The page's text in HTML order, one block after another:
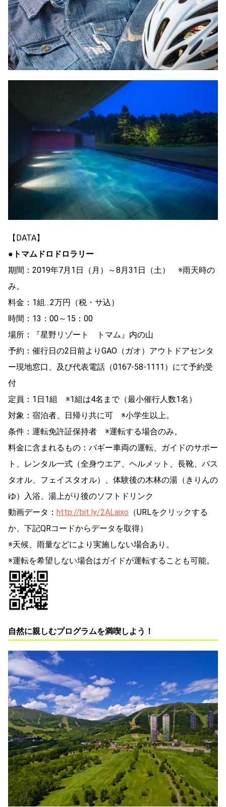
【DATA】
●トマムドロドロラリー
期間：2019年7月1日（月）～8月31日（土） ※雨天時の
み。
料金：1組…2万円（税・サ込）
時間：13：00～15：00
場所：『星野リゾート トマム』内の山
予約：催行日の2日前よりGAO（ガオ）アウトドアセンタ
ー現地窓口、及び代表電話（0167‐58‐1111）にて予約受
付
定員：1日1組 ※1組は4名まで（最小催行人数1名）
対象：宿泊者、日帰り共に可 ※小学生以上。
条件：運転免許証保持者 ※運転する場合のみ。
料金に含まれるもの：バギー車両の運転、ガイドのサポー
ト、レンタル一式（全身ウエア、ヘルメット、長靴、バス
タオル、フェイスタオル）、体験後の木林の湯（きりんの
ゆ）入浴、湯上がり後のソフトドリンク
動画データ： http://bit.ly/2ALaixo （URLをクリックする
か、下記QRコードからデータを取得）
※天候、雨量などにより実施しない場合あり。
※運転を希望しない場合はガイドが運転することも可能。
自然に親しむプログラムを満喫しよう！